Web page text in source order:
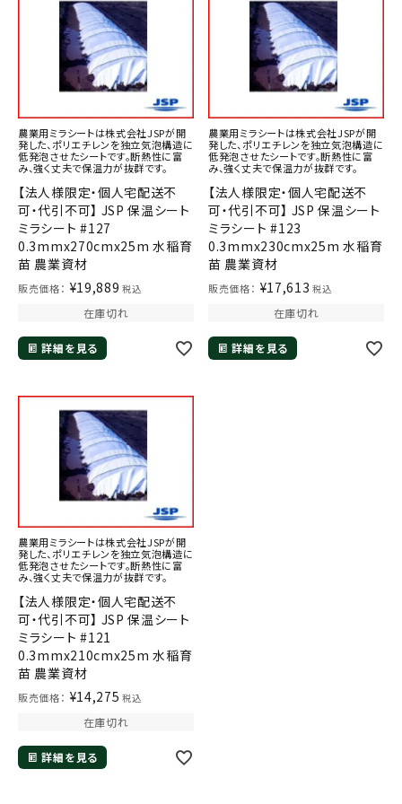
農業用ミラシートは株式会社JSPが開
発した、ポリエチレンを独立気泡構造に
低発泡させたシートです。断熱性に富
み、強く丈夫で保温力が抜群です。
【法人様限定・個人宅配送不
可・代引不可】 JSP 保温シート
ミラシート #127
0.3mmx270cmx25m 水稲育
苗 農業資材
販売価格： ¥19,889 税込
在庫切れ
詳細を見る
農業用ミラシートは株式会社JSPが開
発した、ポリエチレンを独立気泡構造に
低発泡させたシートです。断熱性に富
み、強く丈夫で保温力が抜群です。
【法人様限定・個人宅配送不
可・代引不可】 JSP 保温シート
ミラシート #123
0.3mmx230cmx25m 水稲育
苗 農業資材
販売価格： ¥17,613 税込
在庫切れ
詳細を見る
農業用ミラシートは株式会社JSPが開
発した、ポリエチレンを独立気泡構造に
低発泡させたシートです。断熱性に富
み、強く丈夫で保温力が抜群です。
【法人様限定・個人宅配送不
可・代引不可】 JSP 保温シート
ミラシート #121
0.3mmx210cmx25m 水稲育
苗 農業資材
販売価格： ¥14,275 税込
在庫切れ
詳細を見る